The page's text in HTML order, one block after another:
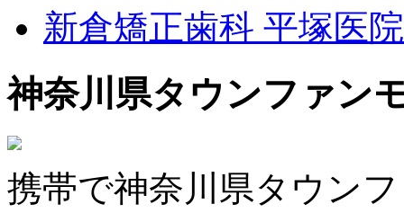
新倉矯正歯科 平塚医院
神奈川県タウンファン
携帯で神奈川県タウン